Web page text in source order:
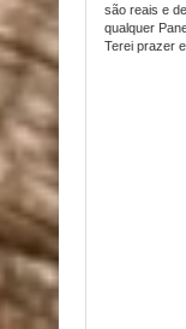
são reais e
qualquer
Terei prazer